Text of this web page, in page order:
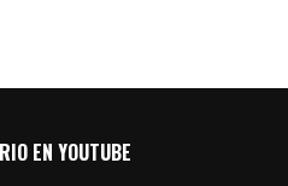
EN YOUTUBE